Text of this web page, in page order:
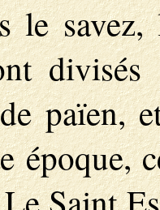
le
païen,
époque,